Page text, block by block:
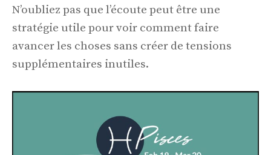
N’oubliez pas que l’écoute peut être une
stratégie utile pour voir comment faire
avancer les choses sans créer de tensions
supplémentaires inutiles.